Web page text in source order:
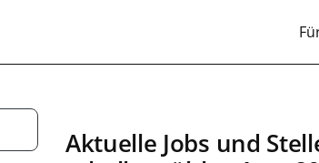
Aktuelle Jobs und